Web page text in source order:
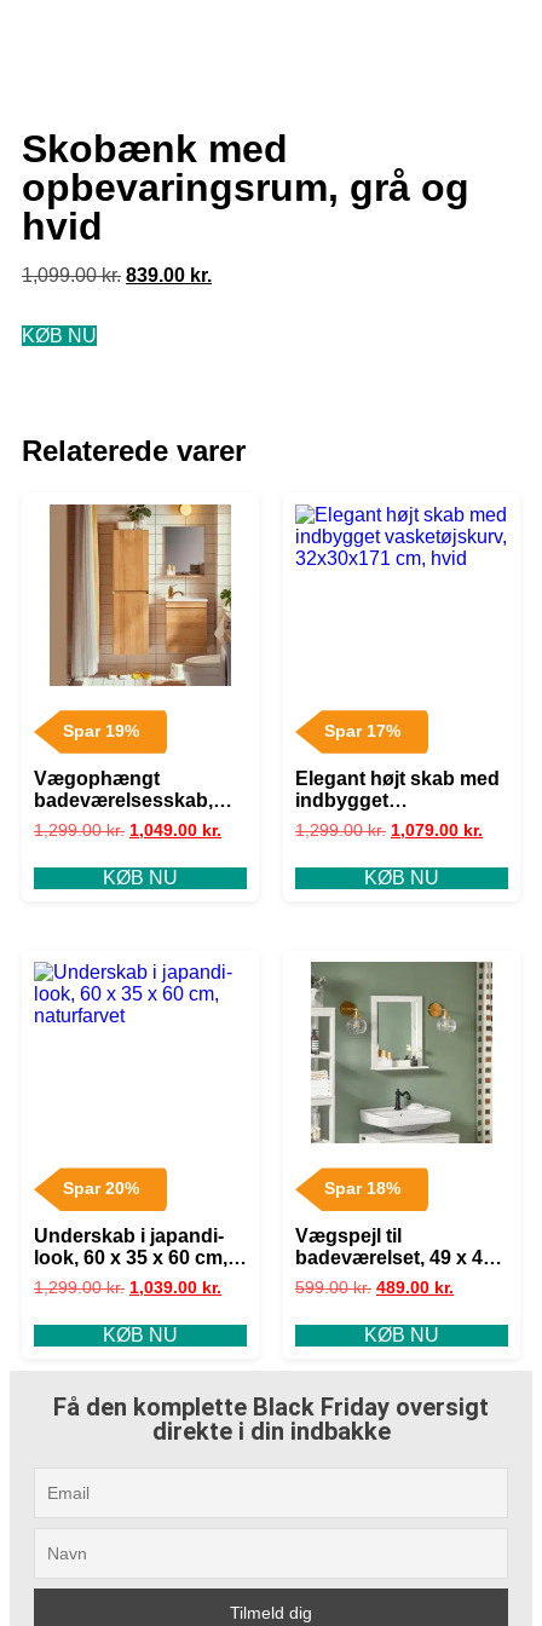
Skobænk med
opbevaringsrum, grå og
hvid
1,099.00kr. 839.00 kr.
KØB NU
Relaterede varer
Spar 19%
Vægophængt
badeværelsesskab,
L35xB30xH120 cm,
naturfarvet
1,299.00kr. 1,049.00 kr.
KØB NU
Spar 17%
Elegant højt skab med
indbygget
vasketøjskurv,
32x30x171 cm, hvid
1,299.00kr. 1,079.00 kr.
KØB NU
Spar 20%
Underskab i japandi-
look, 60 x 35 x 60 cm,
naturfarvet
1,299.00kr. 1,039.00 kr.
KØB NU
Spar 18%
Vægspejl til
badeværelset, 49 x 40
cm, hvid ramme
599.00kr. 489.00 kr.
KØB NU
Få den komplette Black Friday oversigt
direkte i din indbakke